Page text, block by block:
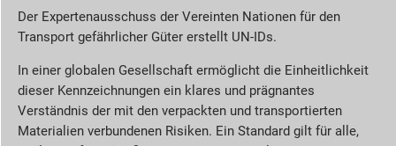
Der Expertenausschuss der Vereinten Nationen für den
Transport gefährlicher Güter erstellt UN-IDs.
In einer globalen Gesellschaft ermöglicht die Einheitlichkeit
dieser Kennzeichnungen ein klares und prägnantes
Verständnis der mit den verpackten und transportierten
Materialien verbundenen Risiken. Ein Standard gilt für alle,